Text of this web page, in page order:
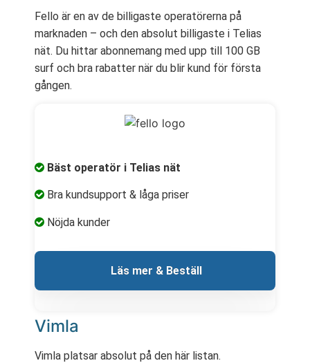
Fello är en av de billigaste operatörerna på
marknaden – och den absolut billigaste i Telias
nät. Du hittar abonnemang med upp till 100 GB
surf och bra rabatter när du blir kund för första
gången.
Bäst operatör i Telias nät
Bra kundsupport & låga priser
Nöjda kunder
Läs mer & Beställ
Vimla
Vimla platsar absolut på den här listan.